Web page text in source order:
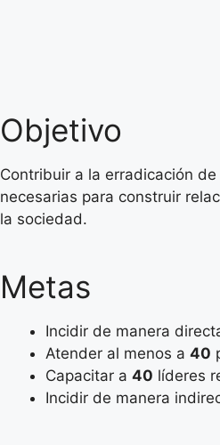
Objetivo
Contribuir a la erradicación
necesarias para construir
la sociedad.
Metas
Incidir de manera
Atender al menos a 40
Capacitar a 40 líderes
Incidir de manera